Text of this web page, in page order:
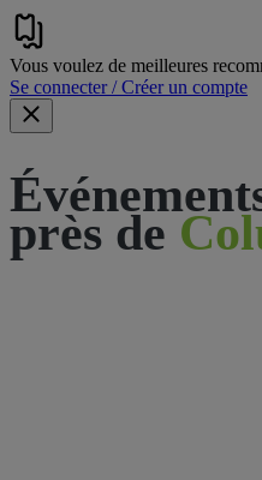
Vous voulez de meilleures
Se connecter / Créer un compte
près de